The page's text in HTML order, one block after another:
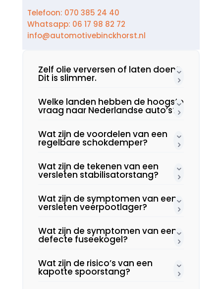
Telefoon: 070 385 24 40
Whatsapp: 06 17 98 82 72
info@automotivebinckhorst.nl
Zelf olie verversen of laten doen?
Dit is slimmer.​
Welke landen hebben de hoogste
vraag naar Nederlandse auto’s?
Wat zijn de voordelen van een
regelbare schokdemper?
Wat zijn de tekenen van een
versleten stabilisatorstang?
Wat zijn de symptomen van een
versleten veerpootlager?
Wat zijn de symptomen van een
defecte fuseekogel?
Wat zijn de risico’s van een
kapotte spoorstang?